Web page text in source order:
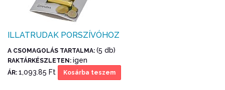
ILLATRUDAK PORSZÍVÓHOZ
A CSOMAGOLÁS TARTALMA: (5 db)
RAKTÁRKÉSZLETEN: igen
ÁR: 1,093.85 Ft Kosárba teszem